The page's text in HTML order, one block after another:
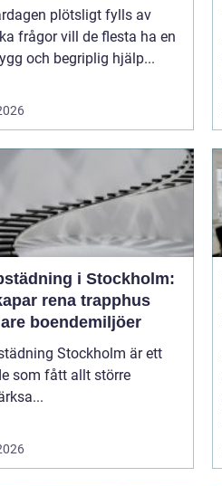
plötsligt fylls av
frågor vill de flesta ha en
och begriplig hjälp...
i Stockholm:
rena trapphus
boendemiljöer
Stockholm är ett
som fått allt större